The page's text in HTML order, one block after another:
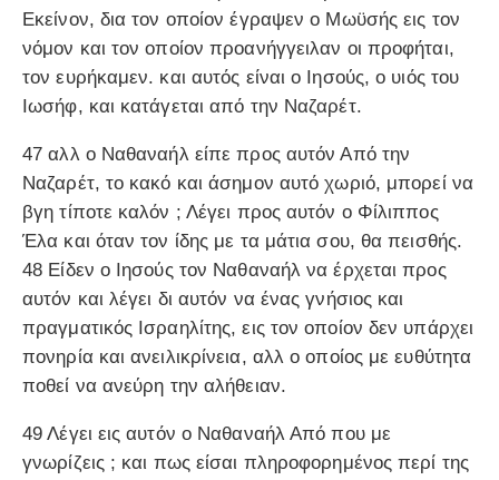
Εκείνον, δια τον οποίον έγραψεν ο Μωϋσής εις τον
νόμον και τον οποίον προανήγγειλαν οι προφήται,
τον ευρήκαμεν. και αυτός είναι ο Ιησούς, ο υιός του
Ιωσήφ, και κατάγεται από την Ναζαρέτ.
47 αλλ ο Ναθαναήλ είπε προς αυτόν Από την
Ναζαρέτ, το κακό και άσημον αυτό χωριό, μπορεί να
βγη τίποτε καλόν ; Λέγει προς αυτόν ο Φίλιππος
Έλα και όταν τον ίδης με τα μάτια σου, θα πεισθής.
48 Είδεν ο Ιησούς τον Ναθαναήλ να έρχεται προς
αυτόν και λέγει δι αυτόν να ένας γνήσιος και
πραγματικός Ισραηλίτης, εις τον οποίον δεν υπάρχει
πονηρία και ανειλικρίνεια, αλλ ο οποίος με ευθύτητα
ποθεί να ανεύρη την αλήθειαν.
49 Λέγει εις αυτόν ο Ναθαναήλ Από που με
γνωρίζεις ; και πως είσαι πληροφορημένος περί της